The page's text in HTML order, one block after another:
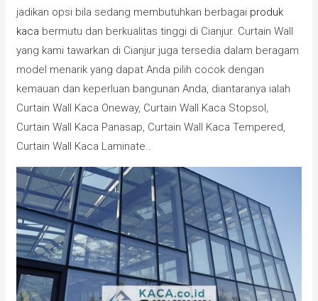
jadikan opsi bila sedang membutuhkan berbagai produk
kaca bermutu dan berkualitas tinggi di Cianjur. Curtain Wall
yang kami tawarkan di Cianjur juga tersedia dalam beragam
model menarik yang dapat Anda pilih cocok dengan
kemauan dan keperluan bangunan Anda, diantaranya ialah
Curtain Wall Kaca Oneway, Curtain Wall Kaca Stopsol,
Curtain Wall Kaca Panasap, Curtain Wall Kaca Tempered,
Curtain Wall Kaca Laminate..